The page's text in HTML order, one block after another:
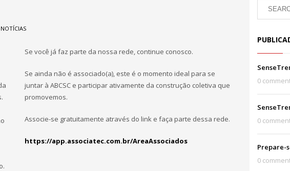
NOTÍCIAS
Se você já faz parte da nossa rede, continue conosco.
Se ainda não é associado(a), este é o momento ideal para se
juntar à ABCSC e participar ativamente da construção coletiva que
promovemos.
Associe-se gratuitamente através do link e faça parte dessa rede.
https://app.associatec.com.br/AreaAssociados
0
0
Prepare-
0